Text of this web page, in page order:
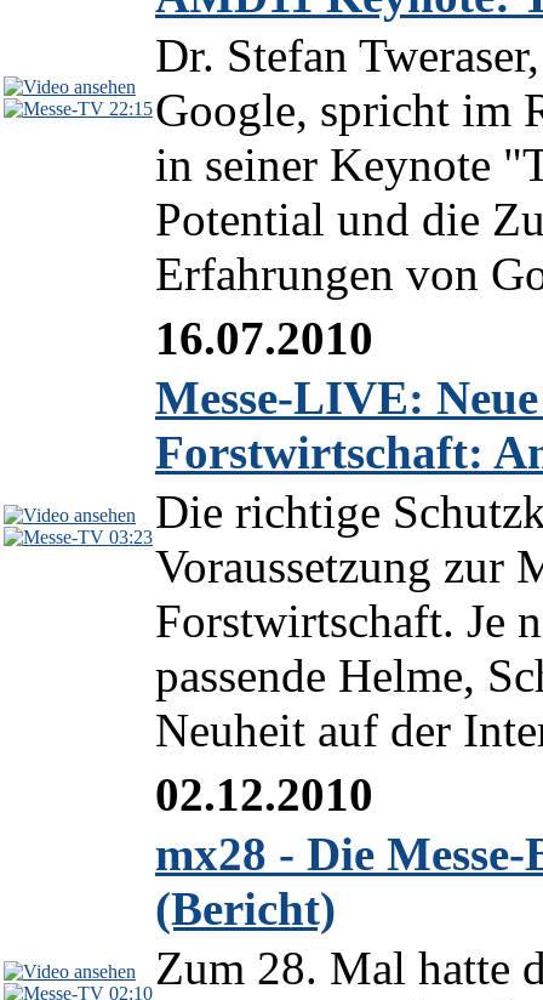
22:15
Dr. Stefan
Google, spricht im
in seiner Keynote
Potential und die
Erfahrungen von
03:23
16.07.2010
Messe-LIVE:
Forstwirtschaft:
Die richtige
Voraussetzung zur
Forstwirtschaft. Je
passende Helme,
Neuheit auf der
02:10
02.12.2010
mx28 - Die
(Bericht)
Zum 28. Mal hatte